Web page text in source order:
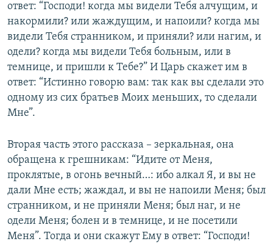
ответ: “Господи! когда мы видели Тебя алчущим, и
накормили? или жаждущим, и напоили? когда мы
видели Тебя странником, и приняли? или нагим, и
одели? когда мы видели Тебя больным, или в
темнице, и пришли к Тебе?” И Царь скажет им в
ответ: “Истинно говорю вам: так как вы сделали это
одному из сих братьев Моих меньших, то сделали
Мне”.
Вторая часть этого рассказа – зеркальная, она
обращена к грешникам: “Идите от Меня,
проклятые, в огонь вечный…: ибо алкал Я, и вы не
дали Мне есть; жаждал, и вы не напоили Меня; был
странником, и не приняли Меня; был наг, и не
одели Меня; болен и в темнице, и не посетили
Меня”. Тогда и они скажут Ему в ответ: “Господи!